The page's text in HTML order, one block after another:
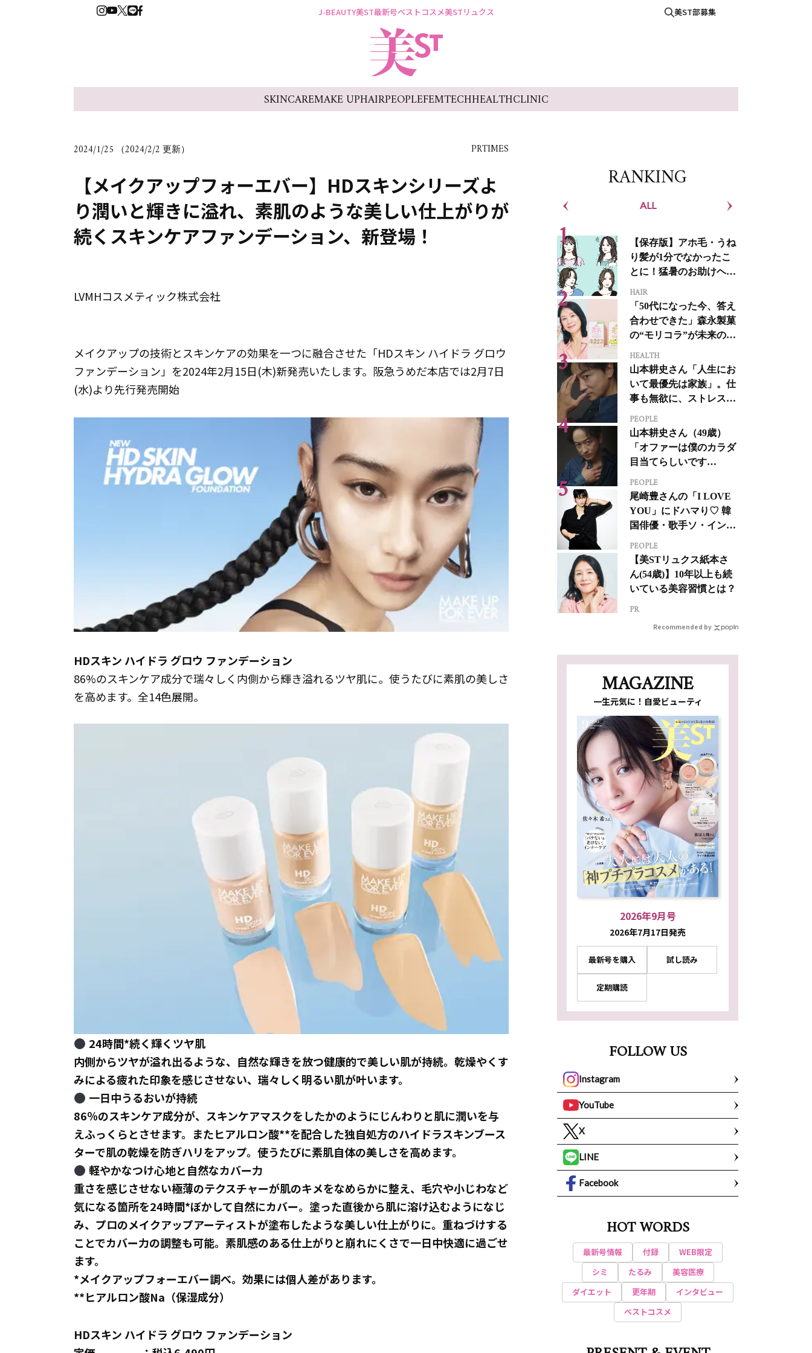
J-BEAUTY美ST最新号ベストコスメ美STリュクス 美ST部募集
SKINCAREMAKE UPHAIRPEOPLEFEMTECHHEALTHCLINIC
2024/1/25 （2024/2/2 更新） PRTIMES
【メイクアップフォーエバー】HDスキンシリーズよ
り潤いと輝きに溢れ、素肌のような美しい仕上がりが
続くスキンケアファンデーション、新登場！
LVMHコスメティック株式会社
メイクアップの技術とスキンケアの効果を一つに融合させた「HDスキン ハイドラ グロウ
ファンデーション」を2024年2月15日(木)新発売いたします。阪急うめだ本店では2月7日
(水)より先行発売開始
HDスキン ハイドラ グロウ ファンデーション
86%のスキンケア成分で瑞々しく内側から輝き溢れるツヤ肌に。使うたびに素肌の美しさ
を高めます。全14色展開。
24時間*続く輝くツヤ肌
内側からツヤが溢れ出るような、自然な輝きを放つ健康的で美しい肌が持続。乾燥やくす
みによる疲れた印象を感じさせない、瑞々しく明るい肌が叶います。
一日中うるおいが持続
86％のスキンケア成分が、スキンケアマスクをしたかのようにじんわりと肌に潤いを与
えふっくらとさせます。またヒアルロン酸**を配合した独自処方のハイドラスキンブース
ターで肌の乾燥を防ぎハリをアップ。使うたびに素肌自体の美しさを高めます。
軽やかなつけ心地と自然なカバー力
重さを感じさせない極薄のテクスチャーが肌のキメをなめらかに整え、毛穴や小じわなど
気になる箇所を24時間*ぼかして自然にカバー。塗った直後から肌に溶け込むようになじ
み、プロのメイクアップアーティストが塗布したような美しい仕上がりに。重ねづけする
ことでカバー力の調整も可能。素肌感のある仕上がりと崩れにくさで一日中快適に過ごせ
ます。
*メイクアップフォーエバー調べ。効果には個人差があります。
**ヒアルロン酸Na（保湿成分）
HDスキン ハイドラ グロウ ファンデーション
RANKING
ALL
【保存版】アホ毛・うね
り髪が1分でなかったこ
とに！猛暑のお助けヘア
HAIR
「50代になった今、答え
合わせできた」森永製菓
の“モリコラ”が未来のキ
HEALTH
山本耕史さん「人生にお
いて最優先は家族」。仕
事も無欲に、ストレスを
PEOPLE
山本耕史さん（49歳）
「オファーは僕のカラダ
目当てらしいです
ジカルへの挑戦
PEOPLE
尾崎豊さんの「I LOVE
YOU」にドハマり♡ 韓
国俳優・歌手ソ・イング
人生って？
PEOPLE
【美STリュクス紙本さ
ん(54歳)】10年以上も続
いている美容習慣とは？
PR
Recommended by
MAGAZINE
一生元気に！自愛ビューティ
2026年9月号
2026年7月17日発売
最新号を購入 試し読み
定期購読
FOLLOW US
Instagram
YouTube
X
LINE
Facebook
HOT WORDS
最新号情報 付録
WEB限定
シミ
たるみ
美容医療
ダイエット
更年期
インタビュー
ベストコスメ